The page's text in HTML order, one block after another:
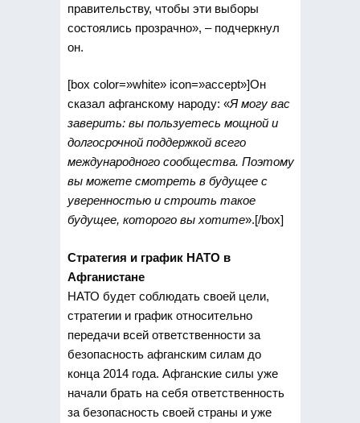
правительству, чтобы эти выборы
состоялись прозрачно», – подчеркнул
он.
[box color=»white» icon=»accept»]Он
сказал афганскому народу: «Я могу вас
заверить: вы пользуетесь мощной и
долгосрочной поддержкой всего
международного сообщества. Поэтому
вы можете смотреть в будущее с
уверенностью и строить такое
будущее, которого вы хотите».[/box]
Стратегия и график НАТО в
Афганистане
НАТО будет соблюдать своей цели,
стратегии и график относительно
передачи всей ответственности за
безопасность афганским силам до
конца 2014 года. Афганские силы уже
начали брать на себя ответственность
за безопасность своей страны и уже